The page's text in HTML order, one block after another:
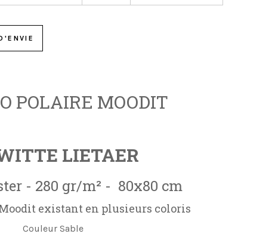
POLAIRE MOODIT
LIETAER
- 280 gr/m² - 80x80 cm
existant en plusieurs coloris
Couleur Sable